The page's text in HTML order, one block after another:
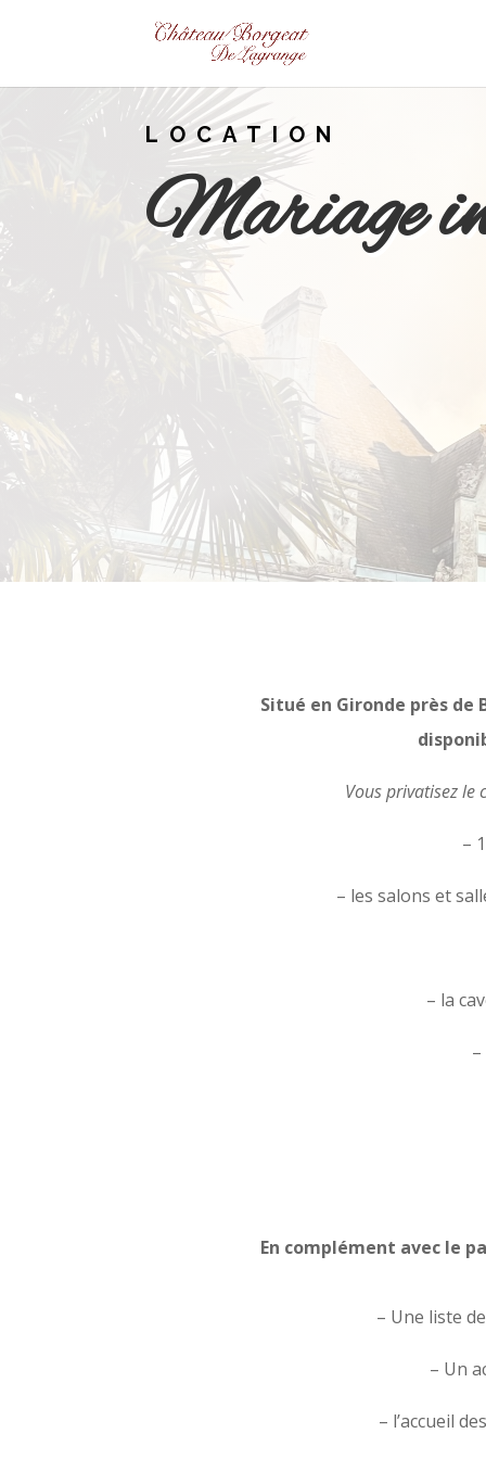
LOCATION
Mariage
Situé en Gironde près
Vous privatisez le
–
– les salons et
– la
En complément avec le
– Une liste
– Un
– l’accueil